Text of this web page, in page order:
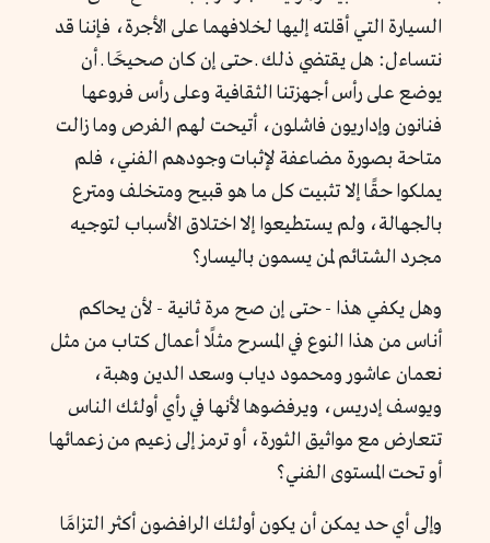
السيارة التي أقلته إليها لخلافهما على الأجرة، فإننا قد
نتساءل: هل يقتضي ذلك ـ حتى إن كان صحيحََا ـ أن
يوضع على رأس أجهزتنا الثقافية وعلى رأس فروعها
فنانون وإداريون فاشلون، أتيحت لهم الفرص وما زالت
متاحة بصورة مضاعفة لإثبات وجودهم الفني، فلم
يملكوا حقًا إلا تثبيت كل ما هو قبيح ومتخلف ومترع
بالجهالة، ولم يستطيعوا إلا اختلاق الأسباب لتوجيه
مجرد الشتائم لمن يسمون باليسار؟
وهل يكفي هذا - حتى إن صح مرة ثانية - لأن يحاكم
أناس من هذا النوع في المسرح مثلًا أعمال كتاب من مثل
نعمان عاشور ومحمود دياب وسعد الدين وهبة،
ويوسف إدريس، ويرفضوها لأنها في رأي أولئك الناس
تتعارض مع مواثيق الثورة، أو ترمز إلى زعيم من زعمائها
أو تحت المستوى الفني؟
وإلى أي حد يمكن أن يكون أولئك الرافضون أكثر التزامََا